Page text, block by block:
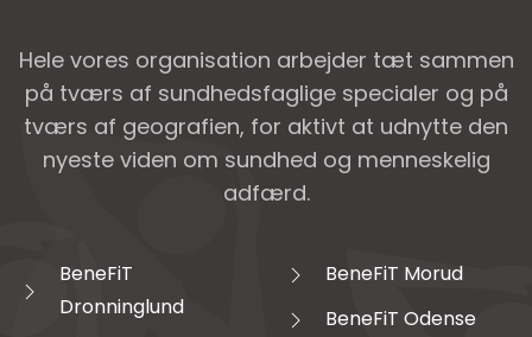
Hele vores organisation arbejder tæt sammen
på tværs af sundhedsfaglige specialer og på
tværs af geografien, for aktivt at udnytte den
nyeste viden om sundhed og menneskelig
adfærd.
BeneFiT
Dronninglund
BeneFiT Morud
BeneFiT Odense